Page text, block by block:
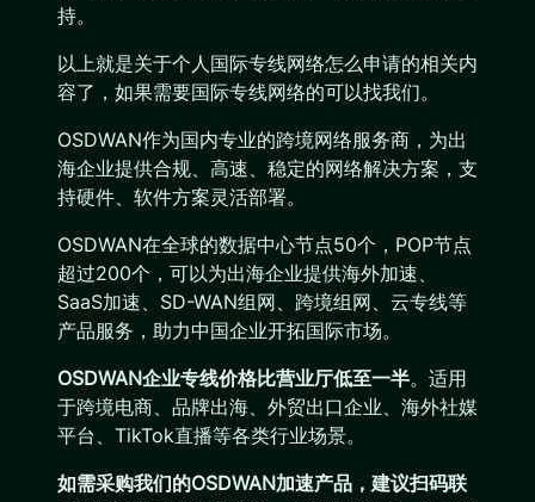
持。
以上就是关于个人国际专线网络怎么申请的相关内
容了，如果需要国际专线网络的可以找我们。
OSDWAN作为国内专业的跨境网络服务商，为出
海企业提供合规、高速、稳定的网络解决方案，支
持硬件、软件方案灵活部署。
OSDWAN在全球的数据中心节点50个，POP节点
超过200个，可以为出海企业提供海外加速、
SaaS加速、SD-WAN组网、跨境组网、云专线等
产品服务，助力中国企业开拓国际市场。
OSDWAN企业专线价格比营业厅低至一半。适用
于跨境电商、品牌出海、外贸出口企业、海外社媒
平台、TikTok直播等各类行业场景。
如需采购我们的OSDWAN加速产品，建议扫码联